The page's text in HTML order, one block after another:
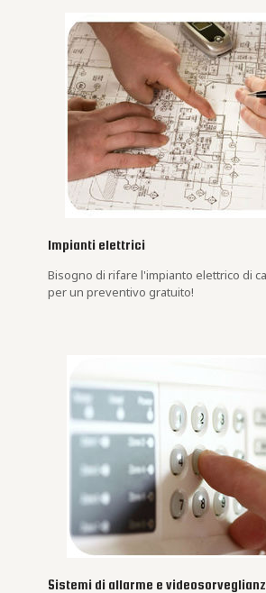
Impianti elettrici
Bisogno di rifare l'impianto elettrico di
per un preventivo gratuito!
Sistemi di allarme e